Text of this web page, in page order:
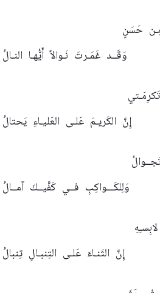
حَسَنٍ
وَقَــد غَمَـرتَ نَـوالاً أَيُّهـا النـالُ
إِنَّ الكَريـمَ عَلـى العَليـاءِ يَحتالُ
وَلِلكَـــواكِبِ فــي كَفَّيــكَ آمــالُ
لابِسـِهِ
إِنَّ الثَنـاءَ عَلـى التِنبـالِ تِنبالُ